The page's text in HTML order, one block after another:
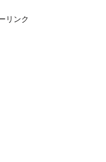
リンク